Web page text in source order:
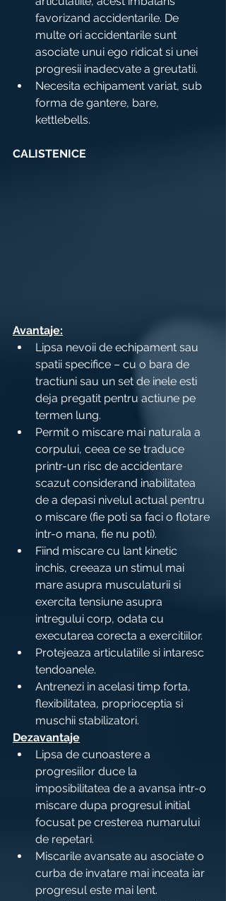
favorizand accidentarile. De
multe ori accidentarile sunt
asociate unui ego ridicat si unei
progresii inadecvate a greutatii.
Necesita echipament variat, sub
forma de gantere, bare,
kettlebells.
CALISTENICE
Avantaje:
Lipsa nevoii de echipament sau
spatii specifice – cu o bara de
tractiuni sau un set de inele esti
deja pregatit pentru actiune pe
termen lung.
Permit o miscare mai naturala a
corpului, ceea ce se traduce
printr-un risc de accidentare
scazut considerand inabilitatea
de a depasi nivelul actual pentru
o miscare (fie poti sa faci o flotare
intr-o mana, fie nu poti).
Fiind miscare cu lant kinetic
inchis, creeaza un stimul mai
mare asupra musculaturii si
exercita tensiune asupra
intregului corp, odata cu
executarea corecta a exercitiilor.
Protejeaza articulatiile si intaresc
tendoanele.
Antrenezi in acelasi timp forta,
flexibilitatea, proprioceptia si
muschii stabilizatori.
Dezavantaje
Lipsa de cunoastere a
progresiilor duce la
imposibilitatea de a avansa intr-o
miscare dupa progresul initial
focusat pe cresterea numarului
de repetari.
Miscarile avansate au asociate o
curba de invatare mai inceata iar
progresul este mai lent.